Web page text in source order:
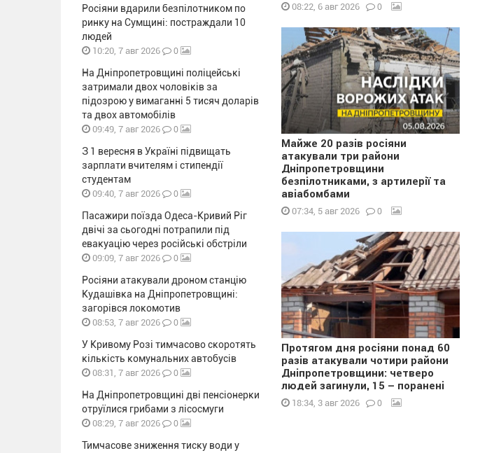
Росіяни вдарили безпілотником по
ринку на Сумщині: постраждали 10
людей
10:20, 7 авг 2026 0
На Дніпропетровщині поліцейські
затримали двох чоловіків за
підозрою у вимаганні 5 тисяч доларів
та двох автомобілів
09:49, 7 авг 2026 0
З 1 вересня в Україні підвищать
зарплати вчителям і стипендії
студентам
09:40, 7 авг 2026 0
Пасажири поїзда Одеса-Кривий Ріг
двічі за сьогодні потрапили під
евакуацію через російські обстріли
09:09, 7 авг 2026 0
Росіяни атакували дроном станцію
Кудашівка на Дніпропетровщині:
загорівся локомотив
08:53, 7 авг 2026 0
У Кривому Розі тимчасово скоротять
кількість комунальних автобусів
08:31, 7 авг 2026 0
На Дніпропетровщині дві пенсіонерки
отруїлися грибами з лісосмуги
08:29, 7 авг 2026 0
Тимчасове зниження тиску води у
08:22, 6 авг 2026 0
Майже 20 разів росіяни
атакували три райони
Дніпропетровщини
безпілотниками, з артилерії та
авіабомбами
07:34, 5 авг 2026 0
Протягом дня росіяни понад 60
разів атакували чотири райони
Дніпропетровщини: четверо
людей загинули, 15 – поранені
18:34, 3 авг 2026 0